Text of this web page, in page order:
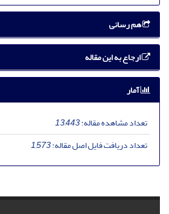
هم رسانی
ارجاع به این مقاله
آمار
تعداد مشاهده مقاله:13,443
تعداد دریافت فایل اصل مقاله:1,573